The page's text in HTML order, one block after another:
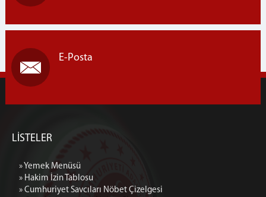
E-Posta
LİSTELER
» Yemek Menüsü
» Hakim İzin Tablosu
» Cumhuriyet Savcıları Nöbet Çizelgesi